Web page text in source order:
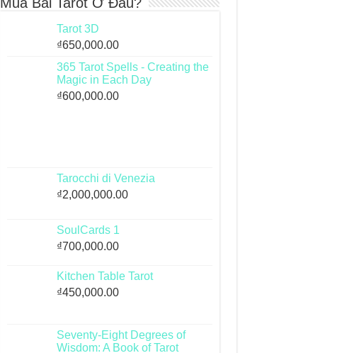
Tarot 3D
₫650,000.00
365 Tarot Spells - Creating the
Magic in Each Day
₫600,000.00
Tarocchi di Venezia
₫2,000,000.00
SoulCards 1
₫700,000.00
Kitchen Table Tarot
₫450,000.00
Seventy-Eight Degrees of
Wisdom: A Book of Tarot